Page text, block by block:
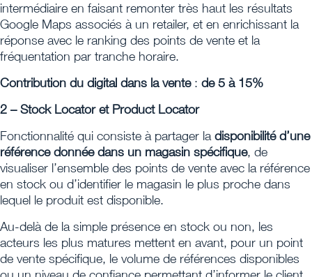
intermédiaire en faisant remonter très haut les résultats
Google Maps associés à un retailer, et en enrichissant la
réponse avec le ranking des points de vente et la
fréquentation par tranche horaire.
Contribution du digital dans la vente: de 5 à 15%
2 – Stock Locator et Product Locator
Fonctionnalité qui consiste à partager la disponibilité d’une
référence donnée dans un magasin spécifique, de
visualiser l’ensemble des points de vente avec la référence
en stock ou d’identifier le magasin le plus proche dans
lequel le produit est disponible.
Au-delà de la simple présence en stock ou non, les
acteurs les plus matures mettent en avant, pour un point
de vente spécifique, le volume de références disponibles